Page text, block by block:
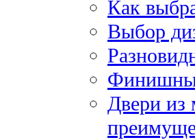
Как
Выбор
Двери из